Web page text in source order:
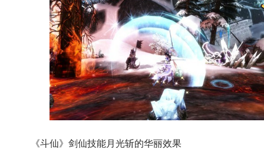
《斗仙》剑仙技能月光斩的华丽效果